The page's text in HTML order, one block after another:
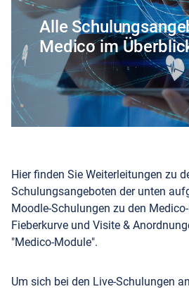
Alle
Medico im
Hier finden Sie Weiterleitungen zu
Schulungsangeboten der unten
Moodle-Schulungen zu den
Fieberkurve und Visite &
"Medico-Module".
Um sich bei den Live-Schulungen